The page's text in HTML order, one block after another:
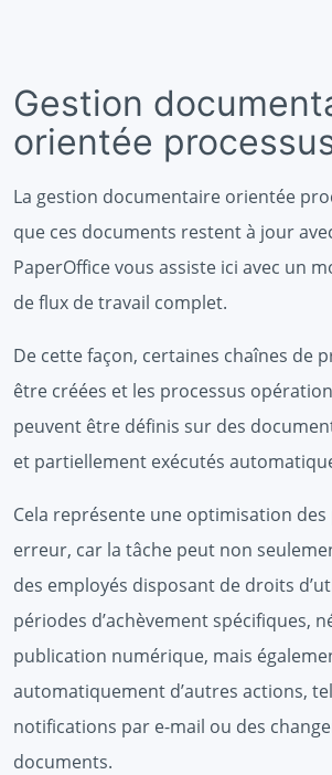
Gestion
orientée
La gestion documentaire orientée
que ces documents restent à jour
PaperOffice vous assiste ici avec un
de flux de travail complet.
De cette façon, certaines chaînes de
être créées et les processus
peuvent être définis sur des
et partiellement exécutés
Cela représente une optimisation des
erreur, car la tâche peut non
des employés disposant de droits
périodes d’achèvement spécifiques,
publication numérique, mais
automatiquement d’autres actions,
notifications par e-mail ou des
documents.